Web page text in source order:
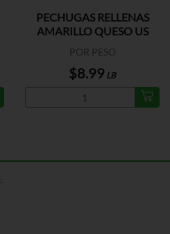
PECHUGAS RELLENAS
AMARILLO QUESO US
POR PESO
$8.99 LB